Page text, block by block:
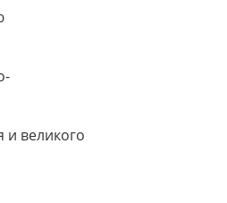
и великого